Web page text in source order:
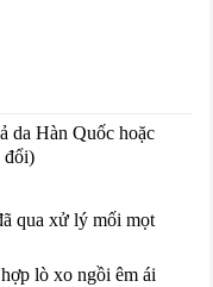
da Hàn Quốc hoặc
đổi)
qua xử lý mối mọt
lò xo ngồi êm ái